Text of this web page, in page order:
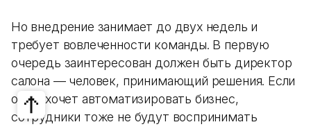
Но внедрение занимает до двух недель и
требует вовлеченности команды. В первую
очередь заинтересован должен быть директор
салона — человек, принимающий решения. Если
он не хочет автоматизировать бизнес,
сотрудники тоже не будут воспринимать